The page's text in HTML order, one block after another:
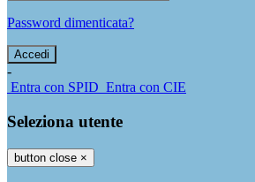
Password dimenticata?
-
Entra con SPID Entra con CIE
Seleziona utente
button close ×